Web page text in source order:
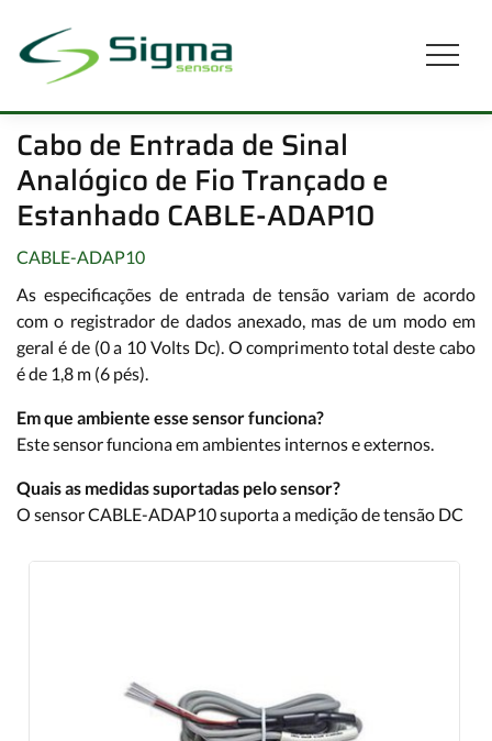
Cabo de Entrada de Sinal
Analógico de Fio Trançado e
Estanhado CABLE-ADAP10
CABLE-ADAP10
As especificações de entrada de tensão variam de acordo
com o registrador de dados anexado, mas de um modo em
geral é de (0 a 10 Volts Dc). O comprimento total deste cabo
é de 1,8 m (6 pés).
Em que ambiente esse sensor funciona?
Este sensor funciona em ambientes internos e externos.
Quais as medidas suportadas pelo sensor?
O sensor CABLE-ADAP10 suporta a medição de tensão DC